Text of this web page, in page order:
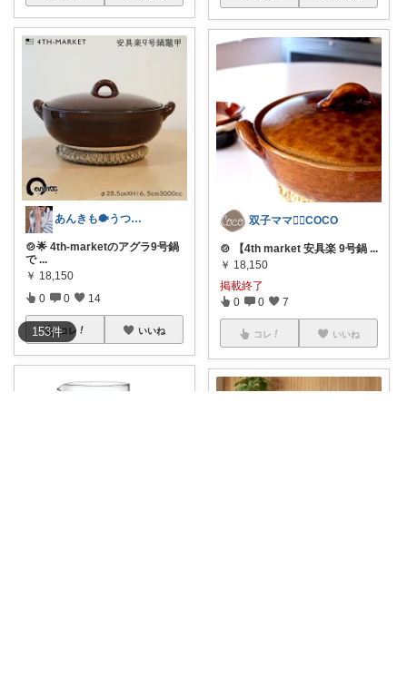
153件
あんきも🐡うつわ好き/10日購入感謝
🍲🌟 4th-marketのアグラ9号鍋
で ...
￥ 18,150
0 0 14
コレ いいね
双子ママ❁⃘COCO
🍲 【4th market 安具楽 9号鍋 ...
￥ 18,150
掲載終了
0 0 7
コレ いいね